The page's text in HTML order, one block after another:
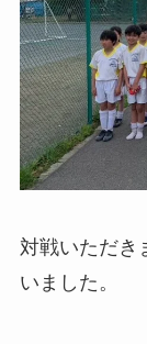
対戦いただき
いました。